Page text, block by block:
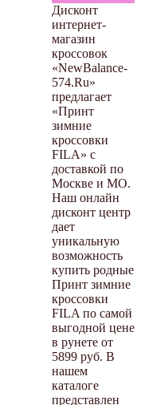
Дисконт
интернет-
магазин
кроссовок
«NewBalance-
574.Ru»
предлагает
«Принт
зимние
кроссовки
FILA» с
доставкой по
Москве и МО.
Наш онлайн
дисконт центр
дает
уникальную
возможность
купить родные
Принт зимние
кроссовки
FILA по самой
выгодной цене
в рунете от
5899 руб. В
нашем
каталоге
представлен